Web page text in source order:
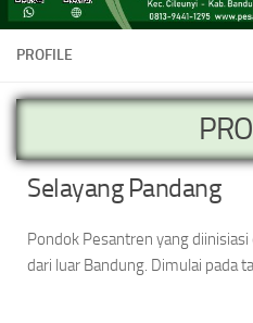
PROFILE
Selayang Pandang
Pondok Pesantren yang
dari luar Bandung. Dimulai pada